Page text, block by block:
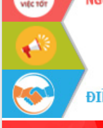
Tiến
Gặp mặt các cơ quan báo chí nhân Kỷ
niệm 101 năm Ngày Báo chí Cách
mạng Việt Nam
Đắk Lắk sơ kết 4 năm triển khai thực
hiện Đề án 06 của Chính phủ
Họp báo thông tin về Hội nghị Công bố
Quy hoạch và Xúc tiến đầu tư tỉnh Đắk
Lắk
Khơi thông điểm nghẽn, đẩy nhanh
giải ngân vốn khắc phục thiên tai